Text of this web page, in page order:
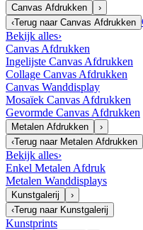
Canvas Afdrukken
›
‹Terug naar Canvas Afdrukken
Bekijk alles›
Canvas Afdrukken
Ingelijste Canvas Afdrukken
Collage Canvas Afdrukken
Canvas Wanddisplay
Mosaïek Canvas Afdrukken
Gevormde Canvas Afdrukken
Metalen Afdrukken
›
‹Terug naar Metalen Afdrukken
Bekijk alles›
Enkel Metalen Afdruk
Metalen Wanddisplays
Kunstgalerij
›
‹Terug naar Kunstgalerij
Kunstprints